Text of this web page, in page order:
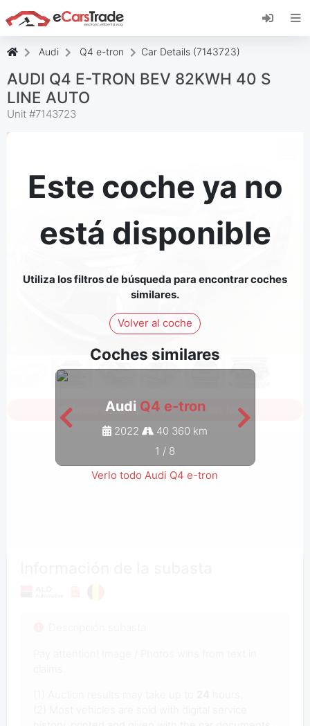
Instala la aplicación web de eCarsTrade,
añádela a tu pantalla de inicio y recibe
Audi Q4 e-tron Car Details (7143723)
AUDI Q4 E-TRON BEV 82KWH 40 S
LINE AUTO
Unit #7143723
Este coche ya no
está disponible
Utiliza los filtros de búsqueda para encontrar coches
similares.
Volver al coche
Coches similares
Audi Q4 e-tron
2022
40 360 km
1 / 8
Verlo todo Audi Q4 e-tron
Inicia sesión para ver todas las fotos